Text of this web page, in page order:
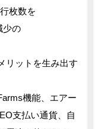
枚数を
少の
リットを生み出す
機能、エアー
支払い通貨、自